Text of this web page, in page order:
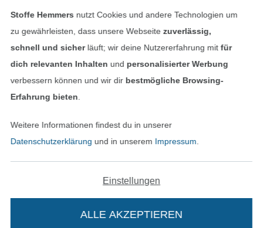
AGB
Datenschutz
Widerrufsrecht
Finde mehr Inspiration
Stoffe Hemmers nutzt Cookies und andere Technologien um
zu gewährleisten, dass unsere Webseite zuverlässig,
schnell und sicherläuft; wir deine Nutzererfahrung mitfür
dich relevanten Inhalten und personalisierter Werbung
verbessern können und wir dir bestmögliche Browsing-
Erfahrung bieten
Weitere Informationen findest du in unserer
Datenschutzerklärung und in unserem Impressum
Einstellungen
ALLE AKZEPTIEREN